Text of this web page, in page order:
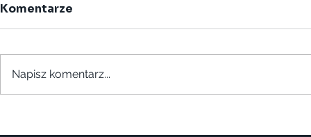
Komentarze
Napisz komentarz...